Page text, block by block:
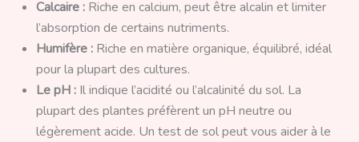
Calcaire :Riche en calcium, peut être alcalin et limiter
l’absorption de certains nutriments.
Humifère :Riche en matière organique, équilibré, idéal
pour la plupart des cultures.
Le pH :Il indique l’acidité ou l’alcalinité du sol. La
plupart des plantes préfèrent un pH neutre ou
légèrement acide. Un test de sol peut vous aider à le